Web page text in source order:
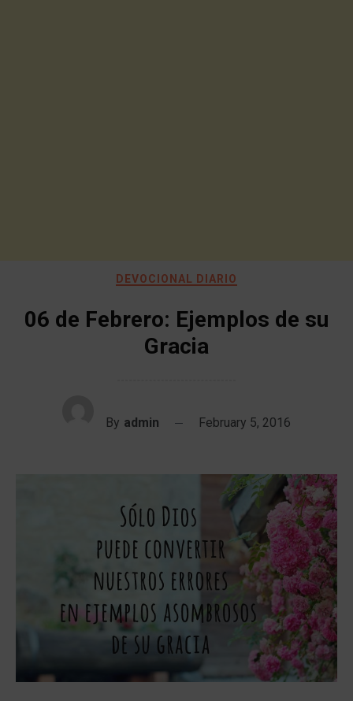
DEVOCIONAL DIARIO
06 de Febrero: Ejemplos de su
Gracia
By admin February 5, 2016